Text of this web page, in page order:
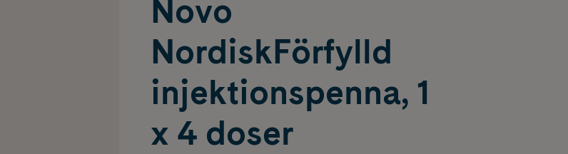
Novo
NordiskFörfylld
injektionspenna, 1
x 4 doser